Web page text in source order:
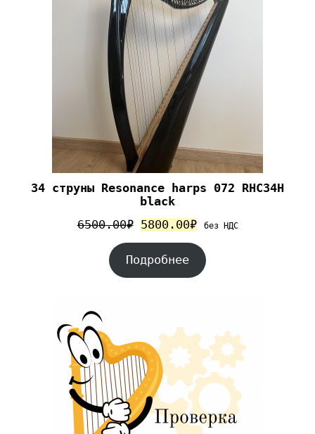
34 струны Resonance harps 072 RHC34H
black
6500.00₽ 5800.00₽ без НДС
Подробнее